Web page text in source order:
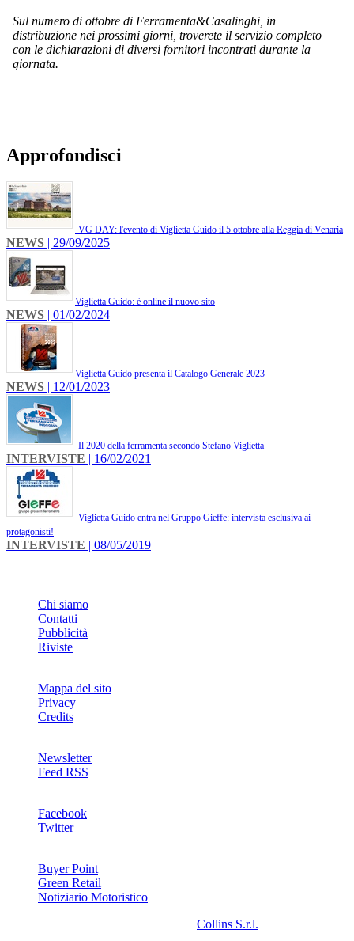
Sul numero di ottobre di Ferramenta&Casalinghi, in
distribuzione nei prossimi giorni, troverete il servizio completo
con le dichiarazioni di diversi fornitori incontrati durante la
giornata.
Approfondisci
VG DAY: l'evento di Viglietta Guido il 5 ottobre alla Reggia di Venaria
NEWS | 29/09/2025
​Viglietta Guido: è online il nuovo sito
NEWS | 01/02/2024
​Viglietta Guido presenta il Catalogo Generale 2023
NEWS | 12/01/2023
Il 2020 della ferramenta secondo Stefano Viglietta
INTERVISTE | 16/02/2021
Viglietta Guido entra nel Gruppo Gieffe: intervista esclusiva ai
protagonisti!
INTERVISTE | 08/05/2019
Chi siamo
Contatti
Pubblicità
Riviste
Mappa del sito
Privacy
Credits
Newsletter
Feed RSS
Facebook
Twitter
Buyer Point
Green Retail
Notiziario Motoristico
Collins S.r.l.